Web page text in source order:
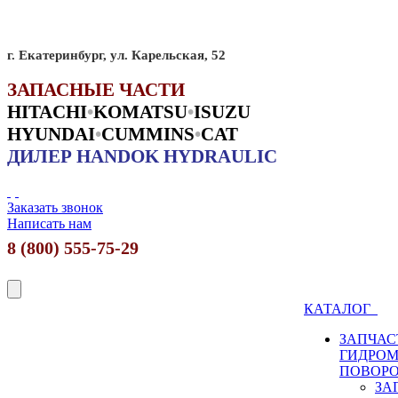
г. Екатеринбург, ул. Карельская, 52
ЗАПАСНЫЕ ЧАСТИ
HITACHI•KOMATSU•ISUZU
HYUNDAI•CUMMINS•CAT
ДИЛЕР HANDOK HYDRAULIC
Заказать звонок
Написать нам
8 (800) 555-75-29
КАТАЛОГ